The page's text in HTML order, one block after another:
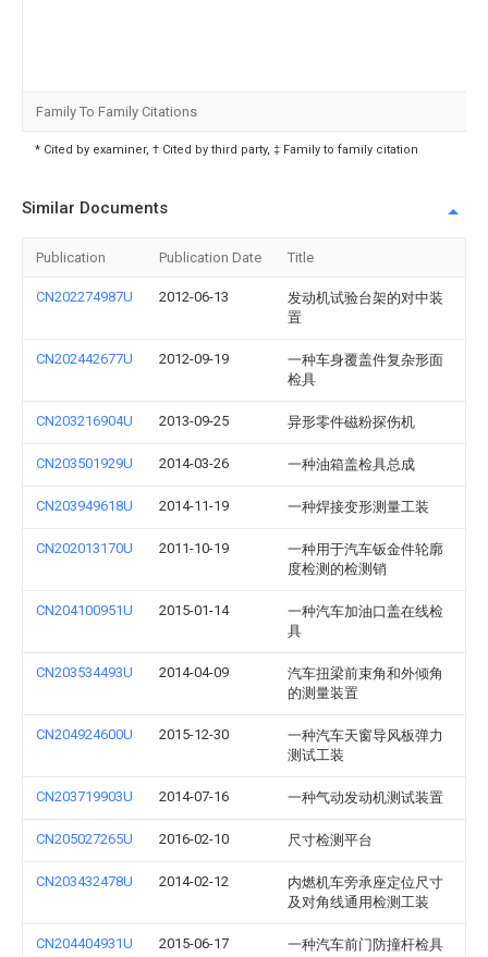
Family To Family Citations
* Cited by examiner, † Cited by third party, ‡ Family to family citation
Similar Documents
Publication Publication Date Title
CN202274987U 2012-06-13
发动机试验台架的对中装
置
CN202442677U 2012-09-19
一种车身覆盖件复杂形面
检具
CN203216904U 2013-09-25 异形零件磁粉探伤机
CN203501929U 2014-03-26 一种油箱盖检具总成
CN203949618U 2014-11-19 一种焊接变形测量工装
CN202013170U 2011-10-19
一种用于汽车钣金件轮廓
度检测的检测销
CN204100951U 2015-01-14
一种汽车加油口盖在线检
具
CN203534493U 2014-04-09
汽车扭梁前束角和外倾角
的测量装置
CN204924600U 2015-12-30
一种汽车天窗导风板弹力
测试工装
CN203719903U 2014-07-16 一种气动发动机测试装置
CN205027265U 2016-02-10 尺寸检测平台
CN203432478U 2014-02-12
内燃机车旁承座定位尺寸
及对角线通用检测工装
CN204404931U 2015-06-17 一种汽车前门防撞杆检具